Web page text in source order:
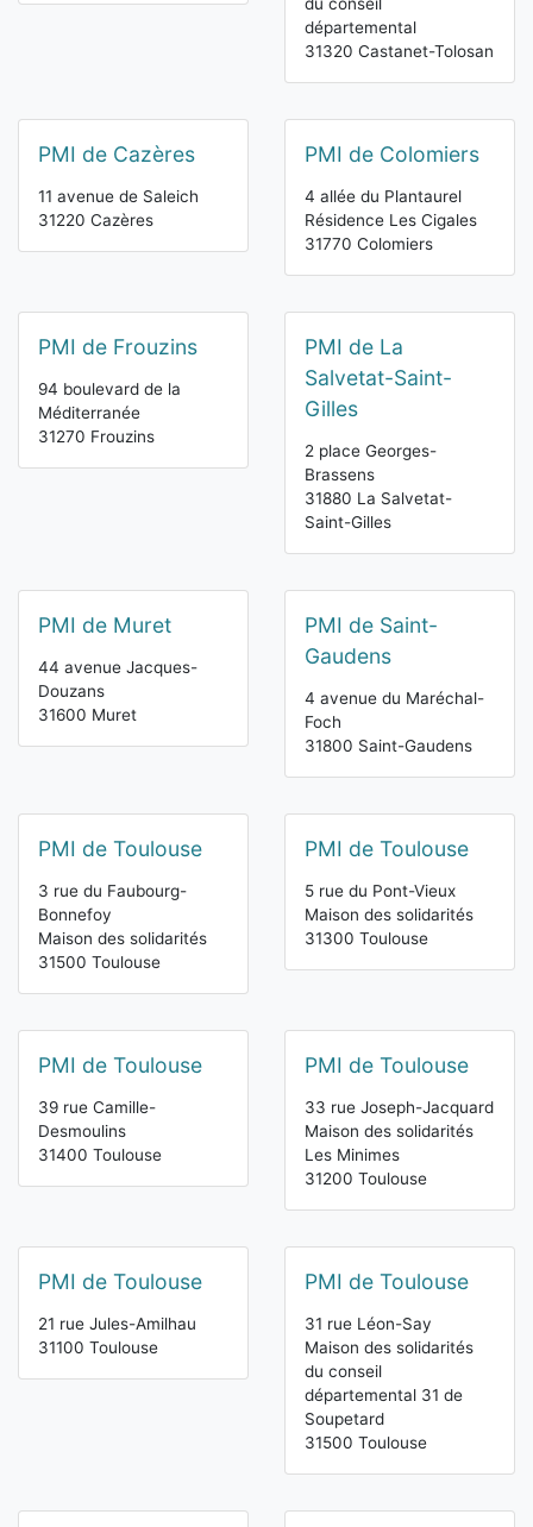
du conseil
départemental
31320 Castanet-Tolosan
PMI de Cazères
11 avenue de Saleich
31220 Cazères
PMI de Colomiers
4 allée du Plantaurel
Résidence Les Cigales
31770 Colomiers
PMI de Frouzins
94 boulevard de la
Méditerranée
31270 Frouzins
PMI de La
Salvetat-Saint-
Gilles
2 place Georges-
Brassens
31880 La Salvetat-
Saint-Gilles
PMI de Muret
44 avenue Jacques-
Douzans
31600 Muret
PMI de Saint-
Gaudens
4 avenue du Maréchal-
Foch
31800 Saint-Gaudens
PMI de Toulouse
3 rue du Faubourg-
Bonnefoy
Maison des solidarités
31500 Toulouse
PMI de Toulouse
5 rue du Pont-Vieux
Maison des solidarités
31300 Toulouse
PMI de Toulouse
39 rue Camille-
Desmoulins
31400 Toulouse
PMI de Toulouse
33 rue Joseph-Jacquard
Maison des solidarités
Les Minimes
31200 Toulouse
PMI de Toulouse
21 rue Jules-Amilhau
31100 Toulouse
PMI de Toulouse
31 rue Léon-Say
Maison des solidarités
du conseil
départemental 31 de
Soupetard
31500 Toulouse